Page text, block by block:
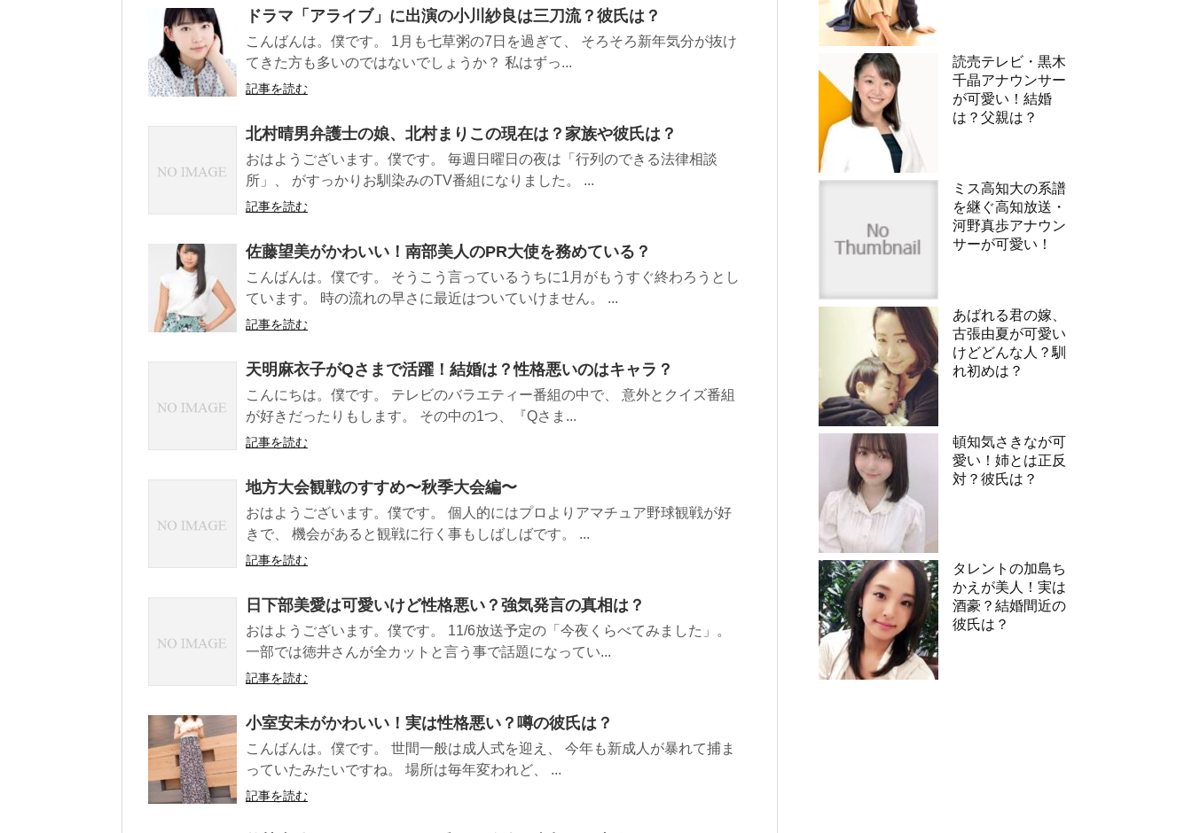
ドラマ「アライブ」に出演の小川紗良は三刀流？彼氏は？
こんばんは。僕です。 1月も七草粥の7日を過ぎて、 そろそろ新年気分が抜け
てきた方も多いのではないでしょうか？ 私はずっ...
記事を読む
北村晴男弁護士の娘、北村まりこの現在は？家族や彼氏は？
おはようございます。僕です。 毎週日曜日の夜は「行列のできる法律相談
所」、 がすっかりお馴染みのTV番組になりました。 ...
記事を読む
佐藤望美がかわいい！南部美人のPR大使を務めている？
こんばんは。僕です。 そうこう言っているうちに1月がもうすぐ終わろうとし
ています。 時の流れの早さに最近はついていけません。 ...
記事を読む
天明麻衣子がQさまで活躍！結婚は？性格悪いのはキャラ？
こんにちは。僕です。 テレビのバラエティー番組の中で、 意外とクイズ番組
が好きだったりもします。 その中の1つ、『Qさま...
記事を読む
地方大会観戦のすすめ〜秋季大会編〜
おはようございます。僕です。 個人的にはプロよりアマチュア野球観戦が好
きで、 機会があると観戦に行く事もしばしばです。 ...
記事を読む
日下部美愛は可愛いけど性格悪い？強気発言の真相は？
おはようございます。僕です。 11/6放送予定の「今夜くらべてみました」。
一部では徳井さんが全カットと言う事で話題になってい...
記事を読む
小室安未がかわいい！実は性格悪い？噂の彼氏は？
こんばんは。僕です。 世間一般は成人式を迎え、 今年も新成人が暴れて捕ま
っていたみたいですね。 場所は毎年変われど、 ...
記事を読む
読売テレビ・黒木
千晶アナウンサー
が可愛い！結婚
は？父親は？
ミス高知大の系譜
を継ぐ高知放送・
河野真歩アナウン
サーが可愛い！
あばれる君の嫁、
古張由夏が可愛い
けどどんな人？馴
れ初めは？
頓知気さきなが可
愛い！姉とは正反
対？彼氏は？
タレントの加島ち
かえが美人！実は
酒豪？結婚間近の
彼氏は？